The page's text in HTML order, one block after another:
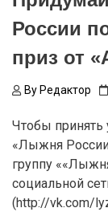
России
приз от
By Редактор
Чтобы принять
«Лыжня
группу
социальной
(http://vk.com/